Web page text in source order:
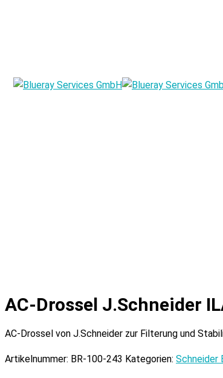
AC-Drossel J.Schneider
AC-Drossel von J.Schneider zur Filterung und
Artikelnummer: BR-100-243 Kategorien: Schneider